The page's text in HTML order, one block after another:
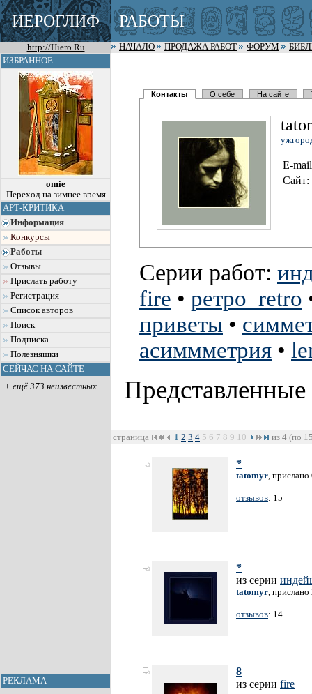
ИЕРОГЛИФ РАБОТЫ
http://Hiero.Ru НАЧАЛО ПРОДАЖА РАБОТ ФОРУМ
ИЗБРАННОЕ
omie
Переход на зимнее время
АРТ-КРИТИКА
Информация
Конкурсы
Работы
Отзывы
Прислать работу
Регистрация
Список авторов
Поиск
Подписка
Полезняшки
СЕЙЧАС НА САЙТЕ
+ ещё 373 неизвестных
РЕКЛАМА
Контакты О себе На сайте
E-
Сайт:
Серии работ:
fire • ретро_retro
приветы •
асиммметрия •
страница 1 2 3 4 5 6 7 8 9 10 из 4 (по
*
tatomyr,
отзывов: 15
*
из серии
tatomyr,
отзывов: 14
8
из серии fire